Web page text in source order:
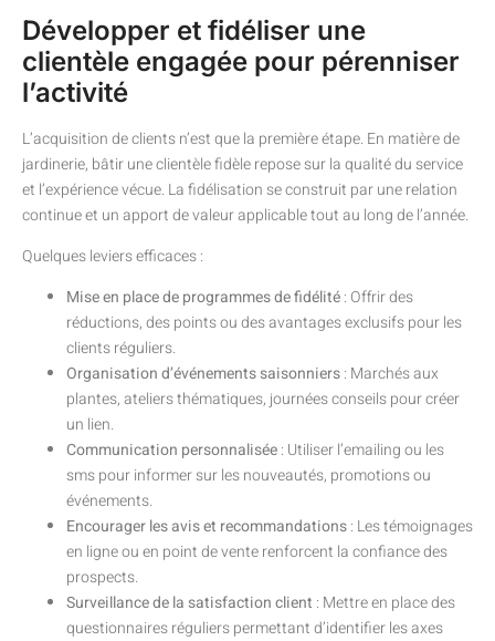
Développer et fidéliser une
clientèle engagée pour pérenniser
l’activité
L’acquisition de clients n’est que la première étape. En matière de
jardinerie, bâtir une clientèle fidèle repose sur la qualité du service
et l’expérience vécue. La fidélisation se construit par une relation
continue et un apport de valeur applicable tout au long de l’année.
Quelques leviers efficaces :
Mise en place de programmes de fidélité: Offrir des
réductions, des points ou des avantages exclusifs pour les
clients réguliers.
Organisation d’événements saisonniers: Marchés aux
plantes, ateliers thématiques, journées conseils pour créer
un lien.
Communication personnalisée: Utiliser l’emailing ou les
sms pour informer sur les nouveautés, promotions ou
événements.
Encourager les avis et recommandations: Les témoignages
en ligne ou en point de vente renforcent la confiance des
prospects.
Surveillance de la satisfaction client : Mettre en place des
questionnaires réguliers permettant d’identifier les axes